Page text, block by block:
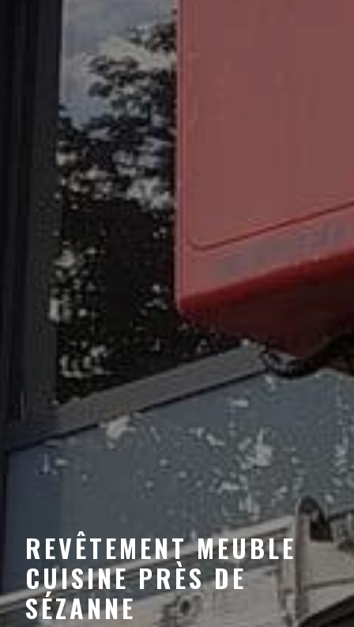
REVÊTEMENT MEUBLE
CUISINE PRÈS DE
SÉZANNE